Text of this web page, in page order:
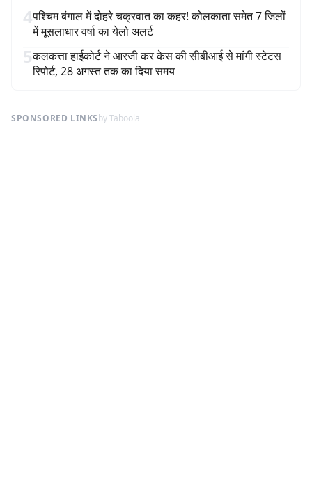
4पश्चिम बंगाल में दोहरे चक्रवात का कहर! कोलकाता समेत 7 जिलों
में मूसलाधार वर्षा का येलो अलर्ट
5कलकत्ता हाईकोर्ट ने आरजी कर केस की सीबीआई से मांगी स्टेटस
रिपोर्ट, 28 अगस्त तक का दिया समय
SPONSORED LINKSby Taboola